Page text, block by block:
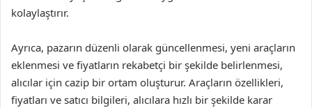
kolaylaştırır.
Ayrıca, pazarın düzenli olarak güncellenmesi, yeni araçların
eklenmesi ve fiyatların rekabetçi bir şekilde belirlenmesi,
alıcılar için cazip bir ortam oluşturur. Araçların özellikleri,
fiyatları ve satıcı bilgileri, alıcılara hızlı bir şekilde karar